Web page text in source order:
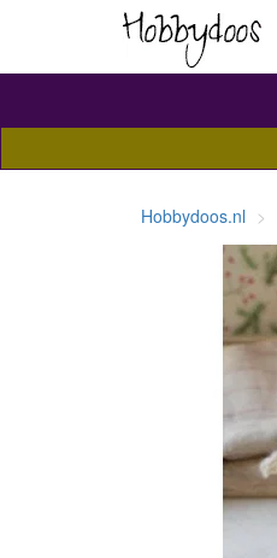
Hobbydoos.nl